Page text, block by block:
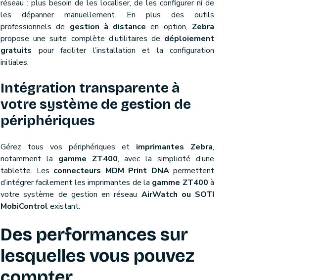
réseau : plus besoin de les localiser, de les configurer ni de
les dépanner manuellement. En plus des outils
professionnels de gestion à distance en option, Zebra
propose une suite complète d’utilitaires de déploiement
gratuits pour faciliter l’installation et la configuration
initiales.
Intégration transparente à
votre système de gestion de
périphériques
Gérez tous vos périphériques et imprimantes Zebra,
notamment la gamme ZT400, avec la simplicité d’une
tablette. Les connecteurs MDM Print DNApermettent
d’intégrer facilement les imprimantes de la gamme ZT400 à
votre système de gestion en réseau AirWatch ou SOTI
MobiControl existant.
Des performances sur
lesquelles vous pouvez